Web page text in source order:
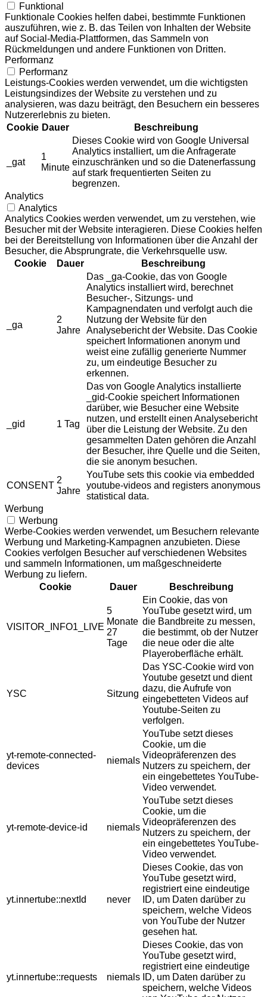
Funktional
Funktionale Cookies helfen dabei, bestimmte Funktionen
auszuführen, wie z. B. das Teilen von Inhalten der Website
auf Social-Media-Plattformen, das Sammeln von
Rückmeldungen und andere Funktionen von Dritten.
Performanz
Performanz
Leistungs-Cookies werden verwendet, um die wichtigsten
Leistungsindizes der Website zu verstehen und zu
analysieren, was dazu beiträgt, den Besuchern ein besseres
Nutzererlebnis zu bieten.
Cookie Dauer Beschreibung
_gat
1
Minute
Dieses Cookie wird von Google Universal
Analytics installiert, um die Anfragerate
einzuschränken und so die Datenerfassung
auf stark frequentierten Seiten zu
begrenzen.
Analytics
Analytics
Analytics Cookies werden verwendet, um zu verstehen, wie
Besucher mit der Website interagieren. Diese Cookies helfen
bei der Bereitstellung von Informationen über die Anzahl der
Besucher, die Absprungrate, die Verkehrsquelle usw.
Cookie
Dauer Beschreibung
_ga
2
Jahre
Das _ga-Cookie, das von Google
Analytics installiert wird, berechnet
Besucher-, Sitzungs- und
Kampagnendaten und verfolgt auch die
Nutzung der Website für den
Analysebericht der Website. Das Cookie
speichert Informationen anonym und
weist eine zufällig generierte Nummer
zu, um eindeutige Besucher zu
erkennen.
_gid 1 Tag
Das von Google Analytics installierte
_gid-Cookie speichert Informationen
darüber, wie Besucher eine Website
nutzen, und erstellt einen Analysebericht
über die Leistung der Website. Zu den
gesammelten Daten gehören die Anzahl
der Besucher, ihre Quelle und die Seiten,
die sie anonym besuchen.
CONSENT
2
Jahre
YouTube sets this cookie via embedded
youtube-videos and registers anonymous
statistical data.
Werbung
Werbung
Werbe-Cookies werden verwendet, um Besuchern relevante
Werbung und Marketing-Kampagnen anzubieten. Diese
Cookies verfolgen Besucher auf verschiedenen Websites
und sammeln Informationen, um maßgeschneiderte
Werbung zu liefern.
Cookie
Dauer Beschreibung
VISITOR_INFO1_LIVE
5
Monate
27
Tage
Ein Cookie, das von
YouTube gesetzt wird, um
die Bandbreite zu messen,
die bestimmt, ob der Nutzer
die neue oder die alte
Playeroberfläche erhält.
YSC Sitzung
Das YSC-Cookie wird von
Youtube gesetzt und dient
dazu, die Aufrufe von
eingebetteten Videos auf
Youtube-Seiten zu
verfolgen.
yt-remote-connected-
devices
niemals
YouTube setzt dieses
Cookie, um die
Videopräferenzen des
Nutzers zu speichern, der
ein eingebettetes YouTube-
Video verwendet.
yt-remote-device-id niemals
YouTube setzt dieses
Cookie, um die
Videopräferenzen des
Nutzers zu speichern, der
ein eingebettetes YouTube-
Video verwendet.
yt.innertube::nextId never
Dieses Cookie, das von
YouTube gesetzt wird,
registriert eine eindeutige
ID, um Daten darüber zu
speichern, welche Videos
von YouTube der Nutzer
gesehen hat.
yt.innertube::requests niemals
Dieses Cookie, das von
YouTube gesetzt wird,
registriert eine eindeutige
ID, um Daten darüber zu
speichern, welche Videos